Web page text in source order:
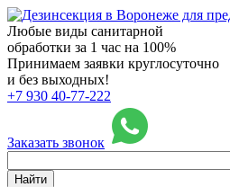
Любые виды санитарной
обработки за 1 час на 100%
Принимаем заявки круглосуточно
и без выходных!
+7 930 40-77-222
Заказать звонок
Найти